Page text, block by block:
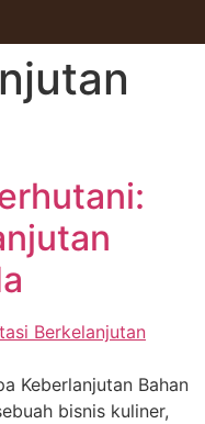
Keberlanjutan Bahan
bisnis kuliner,